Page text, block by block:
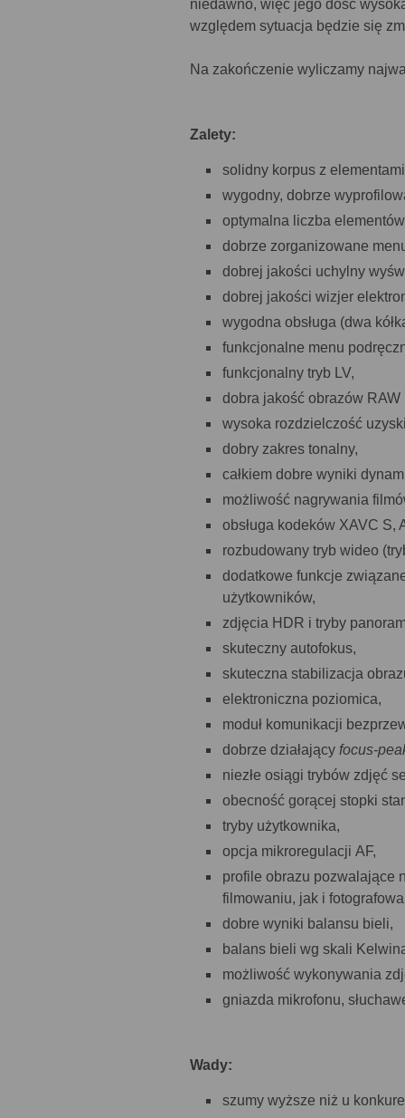
niedawno, więc jego dość
względem sytuacja będzie się
Na zakończenie wyliczamy
Zalety:
solidny korpus z
wygodny, dobrze
optymalna liczba
dobrze zorganizowane
dobrej jakości uchylny
dobrej jakości wizjer
wygodna obsługa (dwa
funkcjonalne menu
funkcjonalny tryb LV,
dobra jakość obrazów RAW
wysoka rozdzielczość
dobry zakres tonalny,
całkiem dobre wyniki
możliwość nagrywania
obsługa kodeków XAVC S,
rozbudowany tryb wideo
dodatkowe funkcje
użytkowników,
zdjęcia HDR i tryby
skuteczny autofokus,
skuteczna stabilizacja
elektroniczna poziomica,
moduł komunikacji
dobrze działający focus-
niezłe osiągi trybów zdjęć
obecność gorącej stopki
tryby użytkownika,
opcja mikroregulacji AF,
profile obrazu pozwalające
filmowaniu, jak i
dobre wyniki balansu bieli,
balans bieli wg skali
możliwość wykonywania
gniazda mikrofonu,
Wady:
szumy wyższe niż u